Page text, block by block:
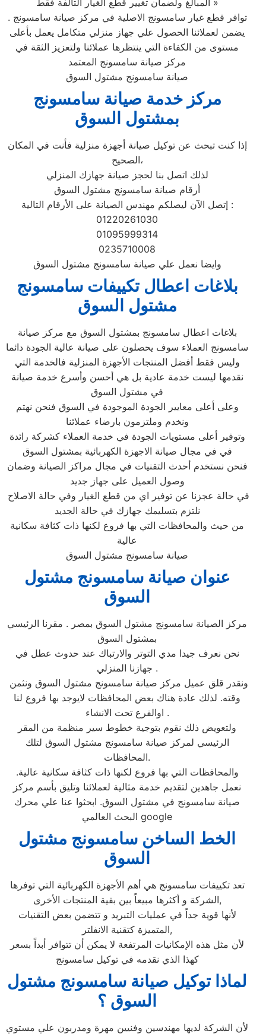
المبالغ ولضمان تغيير قطع الغيار التالفة فقط »
توافر قطع غيار سامسونج الاصلية في مركز صيانة سامسونج .
يضمن لعملائنا الحصول علي جهاز منزلي متكامل يعمل بأعلى
مستوى من الكفاءة التي ينتظرها عملائنا ولتعزيز الثقة في
مركز صيانة سامسونج المعتمد
صيانة سامسونج مشتول السوق
مركز خدمة صيانة سامسونج
بمشتول السوق‏
إذا كنت تبحث عن توكيل صيانة أجهزة منزلية فأنت في المكان
الصحيح،
لذلك اتصل بنا لحجز صيانة جهازك المنزلي
أرقام صيانة سامسونج مشتول السوق‏
إتصل الآن ليصلكم مهندس الصيانة على الأرقام التالية :
01220261030
01095999314
0235710008
وايضا نعمل علي صيانة سامسونج مشتول السوق‏
بلاغات اعطال تكييفات سامسونج
مشتول السوق‏
بلاغات اعطال سامسونج بمشتول السوق‏ مع مركز صيانة
سامسونج العملاء سوف يحصلون على صيانة عالية الجودة دائما
وليس فقط أفضل المنتجات الأجهزة المنزلية فالخدمة التي
نقدمها ليست خدمة عادية بل هي أحسن وأسرع خدمة صيانة
في مشتول السوق‏
وعلى أعلى معايير الجودة الموجودة في السوق فنحن نهتم
ونخدم وملتزمون بارضاء عملائنا
وتوفير أعلى مستويات الجودة في خدمة العملاء كشركة رائدة
في في مجال صيانة الاجهزة الكهربائية بمشتول السوق‏
فنحن نستخدم أحدث التقنيات في مجال مراكز الصيانة وضمان
وصول العميل على جهاز جديد
نلتزم بتسليمك جهازك في حالة الجديد
من حيث والمحافظات التي بها فروع لكنها ذات كثافة سكانية
عالية
صيانة سامسونج مشتول السوق
عنوان صيانة سامسونج مشتول
السوق‏
مركز الصيانة سامسونج مشتول السوق‏ بمصر . مقرنا الرئيسي
بمشتول السوق‏
نحن نعرف جيدا مدي التوتر والارتباك عند حدوث عطل في
جهازنا المنزلي .
وقته. لذلك عادة هناك بعض المحافظات لايوجد بها فروع لنا
اوالفرع تحت الانشاء .
ولتعويض ذلك نقوم بتوجية خطوط سير منظمة من المقر
الرئيسي لمركز صيانة سامسونج مشتول السوق‏ لتلك
المحافظات.
والمحافظات التي بها فروع لكنها ذات كثافة سكانية عالية.
نعمل جاهدين لتقديم خدمة مثالية لعملائنا وتليق بأسم مركز
صيانة سامسونج في مشتول السوق‏. ابحثوا عنا علي محرك
البحث العالمي google
الخط الساخن سامسونج مشتول
السوق‏
تعد تكييفات سامسونج هي أهم الأجهزة الكهربائية التي توفرها
الشركة و أكثرها مبيعاً بين بقية المنتجات الأخرى,
لأنها قوية جداً في عمليات التبريد و تتضمن بعض التقنيات
المتميزة كتقنية الانفلتر,
لأن مثل هذه الإمكانيات المرتفعة لا يمكن أن تتوافر أبداً بسعر
كهذا الذي نقدمه في توكيل سامسونج
لماذا توكيل صيانة سامسونج مشتول
السوق‏ ؟
لأن الشركة لديها مهندسين وفنيين مهرة ومدربون علي مستوي